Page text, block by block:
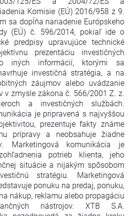
Komisie (EÚ) 2016/958 z 9.
sa dopĺňa nariadenie Európskeho
(EÚ) č. 596/2014, pokiaľ ide o
predpisy upravujúce technické
prezentáciu investičných
iných informácií, ktorými sa
investičná stratégia, a na
záujmov alebo uvádzanie
v zmysle zákona č. 566/2001 Z. z.
a investičných službách.
je pripravená s najvyššou
prezentuje fakty známe
prípravy a neobsahuje žiadne
Marketingová komunikácia je
potrieb klienta, jeho
situácie a nijakým spôsobom
stratégiu. Marketingová
ponuku na predaj, ponuku,
nákup, reklamu alebo propagáciu
nástrojov. XTB S.A.